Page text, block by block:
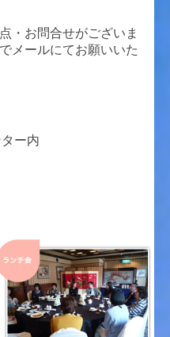
・お問合せがございま
メールにてお願いいた
ー内